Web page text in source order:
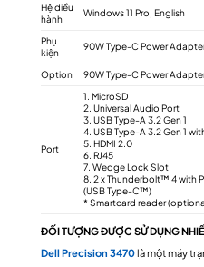
Hệ điều
hành
Windows 11 Pro, English
Phụ
kiện
90W Type-C Power
Option 90W Type-C Power
Port
1. MicroSD
2. Universal Audio Port
3. USB Type-A 3.2 Gen 1
4. USB Type-A 3.2 Gen 1
5. HDMI 2.0
6. RJ45
7. Wedge Lock Slot
8. 2 x Thunderbolt™ 4 with
(USB Type-C™)
* Smartcard reader
ĐỐI TƯỢNG ĐƯỢC SỬ DỤNG
Dell Precision 3470là một máy